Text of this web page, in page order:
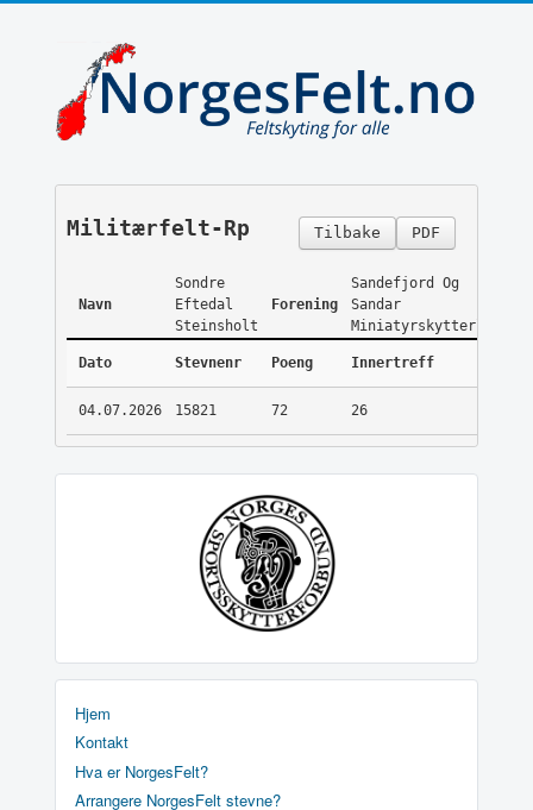
PDF
Tilbake
Militærfelt-Rp
Navn
Sondre
Eftedal
Steinsholt
Forening
Sandefjord Og
Sandar
Miniatyrskytterlag
Dato Stevnenr Poeng Innertreff
04.07.2026 15821 72 26
Hjem
Kontakt
Hva er NorgesFelt?
Arrangere NorgesFelt stevne?